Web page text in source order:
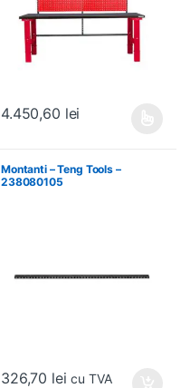
4.450,60 lei
Montanti – Teng Tools –
238080105
326,70 lei cu TVA